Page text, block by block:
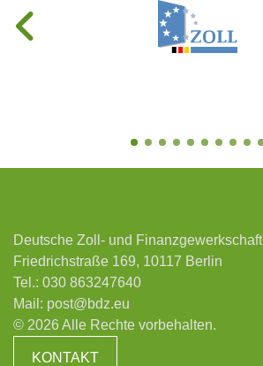
Deutsche Zoll- und Finanzgewerkschaft
Friedrichstraße 169, 10117 Berlin
Tel.: 030 863247640
Mail: post@bdz.eu
© 2026 Alle Rechte vorbehalten.
KONTAKT